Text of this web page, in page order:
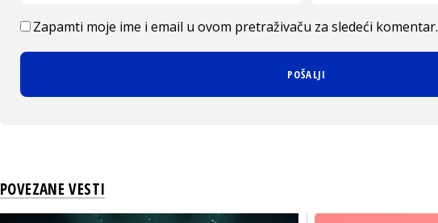
Zapamti moje ime i email u ovom pretraživaču za sledeći komentar.
POVEZANE VESTI